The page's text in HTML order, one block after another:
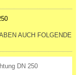
AUCH FOLGENDE